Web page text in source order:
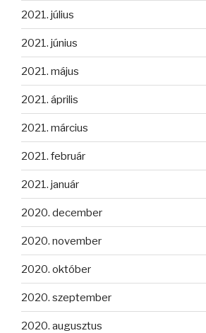
2021. július
2021. június
2021. május
2021. április
2021. március
2021. február
2021. január
2020. december
2020. november
2020. október
2020. szeptember
2020. augusztus